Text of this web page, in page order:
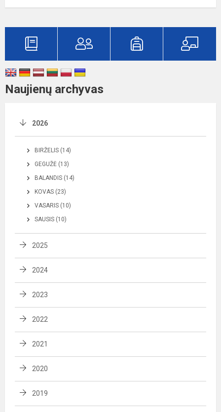
Naujienų archyvas
2026
BIRŽELIS (14)
GEGUŽĖ (13)
BALANDIS (14)
KOVAS (23)
VASARIS (10)
SAUSIS (10)
2025
2024
2023
2022
2021
2020
2019